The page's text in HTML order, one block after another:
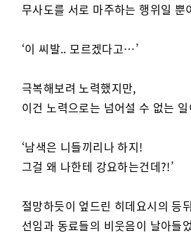
무사도를 서로 마주하는 행위일 뿐
‘이 씨발.. 모르겠다고…’
극복해보려 노력했지만,
이건 노력으로는 넘어설 수 없는
‘남색은 니들끼리나 하지!
그걸 왜 나한테 강요하는건데?!’
절망하듯이 엎드린 히데요시의 등
선임과 동료들의 비웃음이 날아들